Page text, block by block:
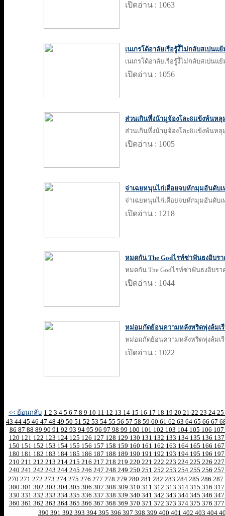
เปิดอ่าน : 1063
เนเกรโด้อาลัยเรือรู้งี้ไม่กลับสเปนแ
เนเกรโด้อาลัยเรือรู้งี้ไม่กลับสเปนแ
เปิดอ่าน : 1056
ส่วนเกินหึ่งน้ามูจ้องโละ8แข้งพ้นหลุ
ส่วนเกินหึ่งน้ามูจ้องโละ8แข้งพ้นหลุ
เปิดอ่าน : 1005
จ่าเฉยหนุนไก่เดือยจบหักมุมอันดับ
จ่าเฉยหนุนไก่เดือยจบหักมุมอันดับ
เปิดอ่าน : 1218
หมดกัน The Godไรท์ซ่าฟันธงอิบ
หมดกัน The Godไรท์ซ่าฟันธงอิบร
เปิดอ่าน : 1044
หม่อมกัดย้อนความหลังหริดพุ่งล้มเ
หม่อมกัดย้อนความหลังหริดพุ่งล้มเ
เปิดอ่าน : 1022
<< ย้อนกลับ 1 2 3 4 5 6 7 8 9 10 11 12 13 14 15 16 17 18 19 20 21 22 23 24 25
43 44 45 46 47 48 49 50 51 52 53 54 55 56 57 58 59 60 61 62 63 64 65 66 67
86 87 88 89 90 91 92 93 94 95 96 97 98 99 100 101 102 103 104 105 106 107
120 121 122 123 124 125 126 127 128 129 130 131 132 133 134 135 136
150 151 152 153 154 155 156 157 158 159 160 161 162 163 164 165 166
180 181 182 183 184 185 186 187 188 189 190 191 192 193 194 195 196
210 211 212 213 214 215 216 217 218 219 220 221 222 223 224 225 226
240 241 242 243 244 245 246 247 248 249 250 251 252 253 254 255 256
270 271 272 273 274 275 276 277 278 279 280 281 282 283 284 285 286 287
300 301 302 303 304 305 306 307 308 309 310 311 312 313 314 315 316
330 331 332 333 334 335 336 337 338 339 340 341 342 343 344 345 346
360 361 362 363 364 365 366 367 368 369 370 371 372 373 374 375 376
390 391 392 393 394 395 396 397 398 399 400 401 402 403 404